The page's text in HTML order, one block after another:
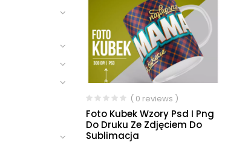
( 0 reviews )
Foto Kubek Wzory Psd I Png
Do Druku Ze Zdjęciem Do
Sublimacja